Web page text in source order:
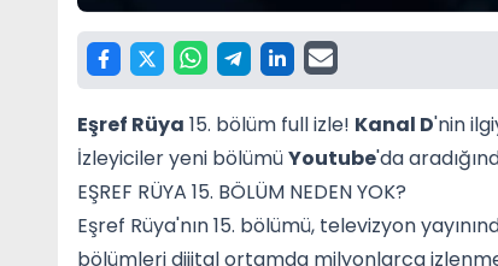
Eşref Rüya 15. bölüm full izle! Kanal D'nin
İzleyiciler yeni bölümüYoutube'da
EŞREF RÜYA 15. BÖLÜM NEDEN YOK?
Eşref Rüya'nın 15. bölümü, televizyon
bölümleri dijital ortamda milyonlarca